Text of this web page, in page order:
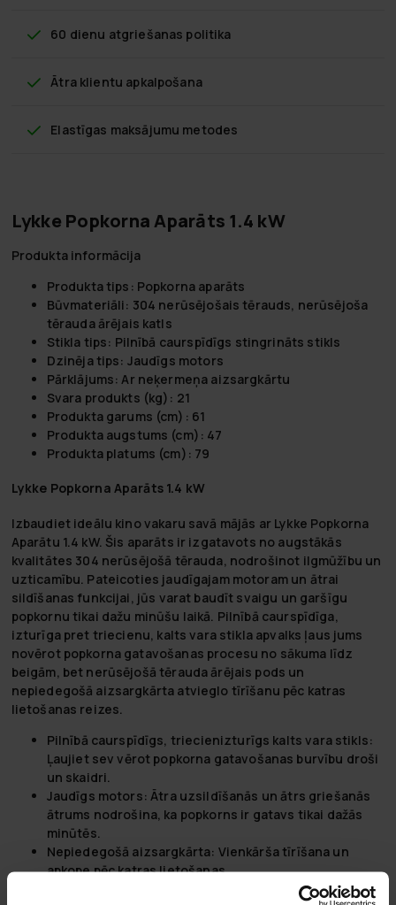
60 dienu atgriešanas politika
Ātra klientu apkalpošana
Elastīgas maksājumu metodes
Lykke Popkorna Aparāts 1.4 kW
Produkta informācija
Produkta tips: Popkorna aparāts
Būvmateriāli: 304 nerūsējošais tērauds, nerūsējoša
tērauda ārējais katls
Stikla tips: Pilnībā caurspīdīgs stingrināts stikls
Dzinēja tips: Jaudīgs motors
Pārklājums: Ar neķermeņa aizsargkārtu
Svara produkts (kg): 21
Produkta garums (cm): 61
Produkta augstums (cm): 47
Produkta platums (cm): 79
Lykke Popkorna Aparāts 1.4 kW
Izbaudiet ideālu kino vakaru savā mājās ar Lykke Popkorna
Aparātu 1.4 kW. Šis aparāts ir izgatavots no augstākās
kvalitātes 304 nerūsējošā tērauda, nodrošinot ilgmūžību un
uzticamību. Pateicoties jaudīgajam motoram un ātrai
sildīšanas funkcijai, jūs varat baudīt svaigu un garšīgu
popkornu tikai dažu minūšu laikā. Pilnībā caurspīdīga,
izturīga pret triecienu, kalts vara stikla apvalks ļaus jums
novērot popkorna gatavošanas procesu no sākuma līdz
beigām, bet nerūsējošā tērauda ārējais pods un
nepiedegošā aizsargkārta atvieglo tīrīšanu pēc katras
lietošanas reizes.
Pilnībā caurspīdīgs, triecienizturīgs kalts vara stikls:
Ļaujiet sev vērot popkorna gatavošanas burvību droši
un skaidri.
Jaudīgs motors: Ātra uzsildīšanās un ātrs griešanās
ātrums nodrošina, ka popkorns ir gatavs tikai dažās
minūtēs.
Nepiedegošā aizsargkārta: Vienkārša tīrīšana un
apkope pēc katras lietošanas.
Izgatavots, lai